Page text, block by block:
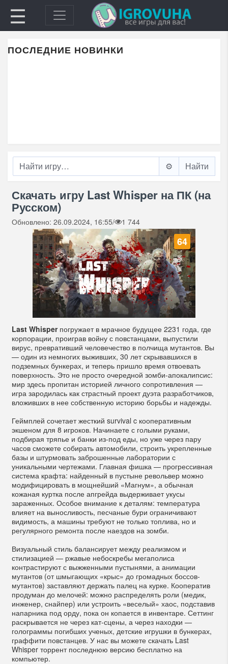
☰
ПОСЛЕДНИЕ НОВИНКИ
⚙️
Скачать игру Last Whisper на ПК (на
Русском)
Обновлено: 26.09.2024, 16:55/ 1 744
64
Last Whisperпогружает в мрачное будущее 2231 года, где
корпорации, проиграв войну с повстанцами, выпустили
вирус, превративший человечество в полчища мутантов. Вы
— один из немногих выживших, 30 лет скрывавшихся в
подземных бункерах, и теперь пришло время отвоевать
поверхность. Это не просто очередной зомби-апокалипсис:
мир здесь пропитан историей личного сопротивления —
игра зародилась как страстный проект дуэта разработчиков,
вложивших в нее собственную историю борьбы и надежды.
Геймплей сочетает жесткий survival c кооперативным
экшеном для 8 игроков. Начинаете с голыми руками,
подбирая тряпье и банки из-под еды, но уже через пару
часов сможете собирать автомобили, строить укрепленные
базы и штурмовать заброшенные лаборатории с
уникальными чертежами. Главная фишка — прогрессивная
система крафта: найденный в пустыне револьвер можно
модифицировать в мощнейший «Магнум», а обычная
кожаная куртка после апгрейда выдерживает укусы
зараженных. Особое внимание к деталям: температура
влияет на выносливость, песчаные бури ограничивают
видимость, а машины требуют не только топлива, но и
регулярного ремонта после наездов на зомби.
Визуальный стиль балансирует между реализмом и
стилизацией — ржавые небоскребы мегаполиса
контрастируют с выжженными пустынями, а анимации
мутантов (от шмыгающих «крыс» до громадных боссов-
мутантов) заставляют держать палец на курке. Кооператив
продуман до мелочей: можно распределять роли (медик,
инженер, снайпер) или устроить «веселый» хаос, подставив
напарника под орду, пока он копается в инвентаре. Сеттинг
раскрывается не через кат-сцены, а через находки —
голограммы погибших ученых, детские игрушки в бункерах,
граффити повстанцев. У нас вы можете скачать Last
Whisper торрент последнюю версию бесплатно на
компьютер.